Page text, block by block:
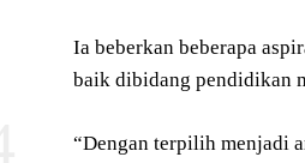
Ia beberkan beberapa
baik dibidang pendidikan
“Dengan terpilih menjadi